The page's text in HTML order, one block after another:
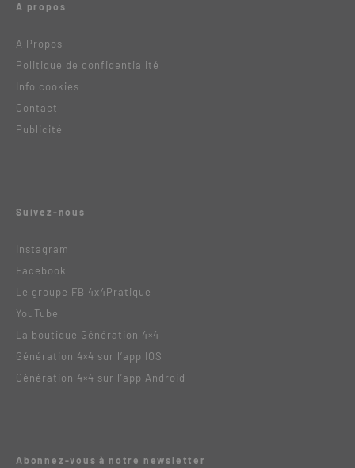
A propos
A Propos
Politique de confidentialité
Info cookies
Contact
Publicité
Suivez-nous
Instagram
Facebook
Le groupe FB 4x4Pratique
YouTube
La boutique Génération 4×4
Génération 4×4 sur l’app IOS
Génération 4×4 sur l’app Android
Abonnez-vous à notre newsletter